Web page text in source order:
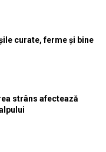
curate, ferme și bine
strâns afectează